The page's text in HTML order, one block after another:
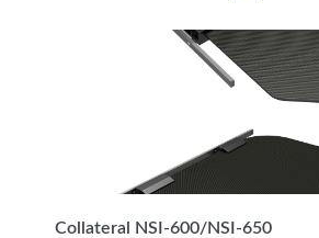
Collateral SA450